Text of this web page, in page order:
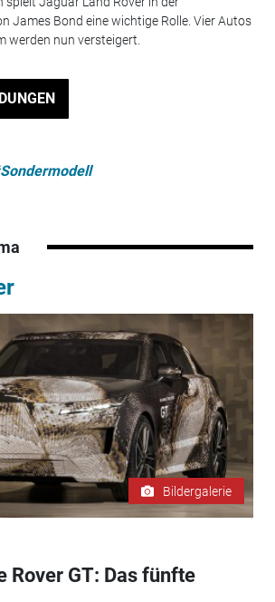
James Bond eine wichtige Rolle. Vier Autos
werden nun versteigert.
Bildergalerie
Rover GT: Das fünfte